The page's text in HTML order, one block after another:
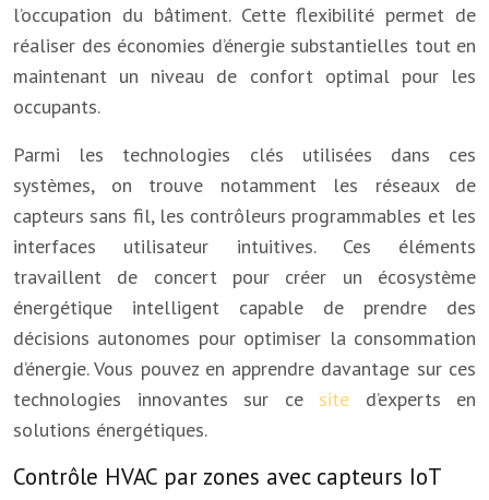
l’occupation du bâtiment. Cette flexibilité permet de
réaliser des économies d’énergie substantielles tout en
maintenant un niveau de confort optimal pour les
occupants.
Parmi les technologies clés utilisées dans ces
systèmes, on trouve notamment les réseaux de
capteurs sans fil, les contrôleurs programmables et les
interfaces utilisateur intuitives. Ces éléments
travaillent de concert pour créer un écosystème
énergétique intelligent capable de prendre des
décisions autonomes pour optimiser la consommation
d’énergie. Vous pouvez en apprendre davantage sur ces
technologies innovantes sur ce site d’experts en
solutions énergétiques.
Contrôle HVAC par zones avec capteurs IoT